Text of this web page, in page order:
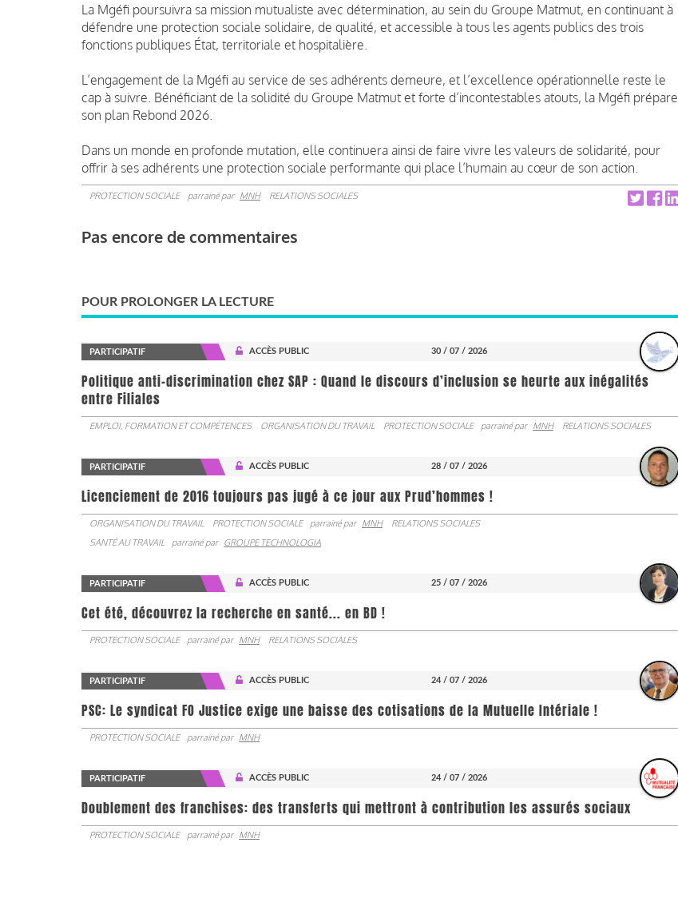
La Mgéfi poursuivra sa mission mutualiste avec détermination, au sein du Groupe Matmut, en continuant à
défendre une protection sociale solidaire, de qualité, et accessible à tous les agents publics des trois
fonctions publiques État, territoriale et hospitalière.
L’engagement de la Mgéfi au service de ses adhérents demeure, et l’excellence opérationnelle reste le
cap à suivre. Bénéficiant de la solidité du Groupe Matmut et forte d’incontestables atouts, la Mgéfi prépare
son plan Rebond 2026.
Dans un monde en profonde mutation, elle continuera ainsi de faire vivre les valeurs de solidarité, pour
offrir à ses adhérents une protection sociale performante qui place l’humain au cœur de son action.
PROTECTION SOCIALE parrainé par MNH RELATIONS SOCIALES
Pas encore de commentaires
POUR PROLONGER LA LECTURE
PARTICIPATIF ACCÈS PUBLIC 30 / 07 / 2026
Politique anti-discrimination chez SAP : Quand le discours d’inclusion se heurte aux inégalités
entre Filiales
EMPLOI, FORMATION ET COMPÉTENCES ORGANISATION DU TRAVAIL PROTECTION SOCIALE parrainé par MNH RELATIONS SOCIALES
PARTICIPATIF ACCÈS PUBLIC 28 / 07 / 2026
Licenciement de 2016 toujours pas jugé à ce jour aux Prud’hommes !
ORGANISATION DU TRAVAIL PROTECTION SOCIALE parrainé par MNH
RELATIONS SOCIALES
SANTÉ AU TRAVAIL
parrainé par GROUPE TECHNOLOGIA
PARTICIPATIF ACCÈS PUBLIC 25 / 07 / 2026
Cet été, découvrez la recherche en santé... en BD !
PROTECTION SOCIALE parrainé par MNH RELATIONS SOCIALES
PARTICIPATIF ACCÈS PUBLIC 24 / 07 / 2026
PSC: Le syndicat FO Justice exige une baisse des cotisations de la Mutuelle Intériale !
PROTECTION SOCIALE parrainé par MNH
PARTICIPATIF ACCÈS PUBLIC 24 / 07 / 2026
Doublement des franchises: des transferts qui mettront à contribution les assurés sociaux
PROTECTION SOCIALE parrainé par MNH